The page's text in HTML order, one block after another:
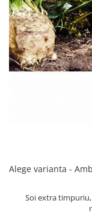
Ridichi
Salata
Spanac
Telina
gogosar
leustean
Alege varianta -
Soi extra